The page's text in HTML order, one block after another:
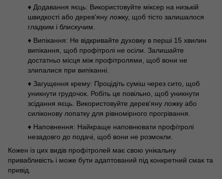
♦ Додавання яєць: Використовуйте міксер на низькій
швидкості або дерев'яну ложку, щоб тісто залишалося
гладким і блискучим.
♦ Випікання: Не відкривайте духовку в перші 15 хвилин
випікання, щоб профітролі не осіли. Залишайте
достатньо місця між профітролями, щоб вони не
злипалися при випіканні.
♦ Загущення крему: Процідіть суміш через сито, щоб
уникнути грудочок. Робіть це повільно, щоб уникнути
зсідання яєць. Використовуйте дерев'яну ложку або
силіконову лопатку для рівномірного прогрівання.
♦ Наповнення: Найкраще наповнювати профітролі
незадовго до подачі, щоб вони не розмокли.
Кожен із цих видів профітролей має свою унікальну
привабливість і може бути адаптований під конкретний смак та
привід.